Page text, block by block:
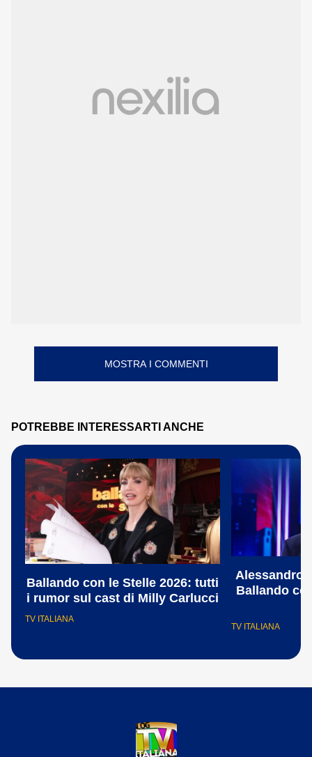
MOSTRA I COMMENTI
POTREBBE INTERESSARTI ANCHE
Ballando con le Stelle 2026: tutti
i rumor sul cast di Milly Carlucci
TV ITALIANA
Alessandro
Ballando
TV ITALIANA